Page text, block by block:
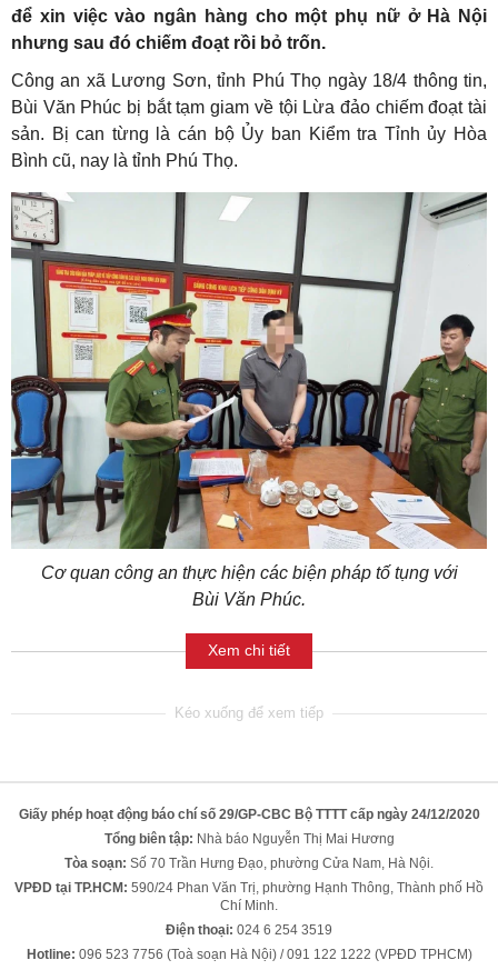
để xin việc vào ngân hàng cho một phụ nữ ở Hà Nội
nhưng sau đó chiếm đoạt rồi bỏ trốn.
Công an xã Lương Sơn, tỉnh Phú Thọ ngày 18/4 thông tin,
Bùi Văn Phúc bị bắt tạm giam về tội Lừa đảo chiếm đoạt tài
sản. Bị can từng là cán bộ Ủy ban Kiểm tra Tỉnh ủy Hòa
Bình cũ, nay là tỉnh Phú Thọ.
Cơ quan công an thực hiện các biện pháp tố tụng với
Bùi Văn Phúc.
Xem chi tiết
Giấy phép hoạt động báo chí số 29/GP-CBC Bộ TTTT cấp ngày 24/12/2020
Tổng biên tập: Nhà báo Nguyễn Thị Mai Hương
Tòa soạn: Số 70 Trần Hưng Đạo, phường Cửa Nam, Hà Nội.
VPĐD tại TP.HCM: 590/24 Phan Văn Trị, phường Hạnh Thông, Thành phố Hồ
Chí Minh.
Điện thoại: 024 6 254 3519
Hotline: 096 523 7756 (Toà soạn Hà Nội) / 091 122 1222 (VPĐD TPHCM)